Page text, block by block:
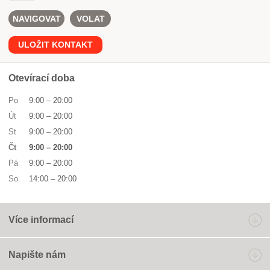
NAVIGOVAT VOLAT
ULOŽIT KONTAKT
Otevírací doba
Po 9:00 – 20:00
Út
9:00 – 20:00
St
9:00 – 20:00
Čt
9:00 – 20:00
Pá
9:00 – 20:00
So
14:00 – 20:00
Více informací
Napište nám